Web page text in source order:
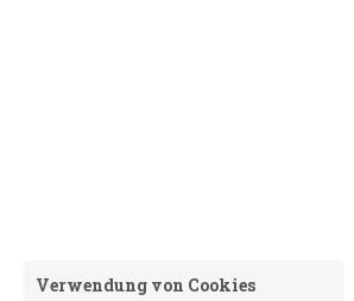
Verwendung von Cookies